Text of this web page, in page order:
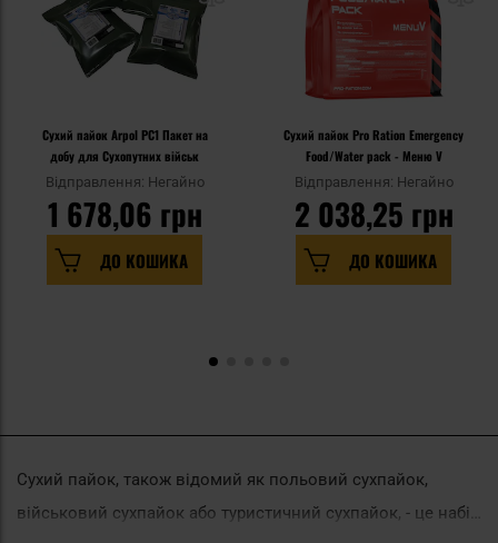
Сухий пайок Arpol PC1 Пакет на
добу для Сухопутних військ
Відправлення: Негайно
1 678,06 грн
ДО КОШИКА
Сухий пайок Pro Ration Emergency
Food/Water pack - Меню V
Відправлення: Негайно
2 038,25 грн
ДО КОШИКА
Сухий пайок, також відомий як польовий сухпайок,
військовий сухпайок або туристичний сухпайок, - це набір